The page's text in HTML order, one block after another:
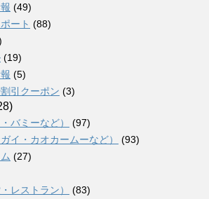
(49)
ート (88)
(19)
(5)
引クーポン (3)
バミーなど）
(97)
イ・カオカームーなど）
(93)
(27)
レストラン）
(83)